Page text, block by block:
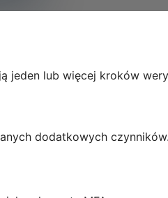
jeden lub więcej kroków
dodatkowych czynników.